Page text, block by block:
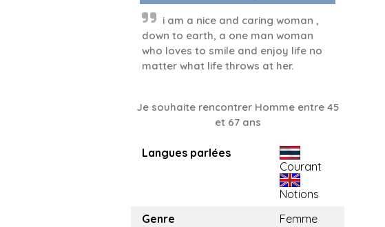
i am a nice and caring woman ,
down to earth, a one man woman
who loves to smile and enjoy life no
matter what life throws at her.
Je souhaite rencontrer Homme entre 45
et 67 ans
Langues parlées
Courant
Notions
Genre
Femme